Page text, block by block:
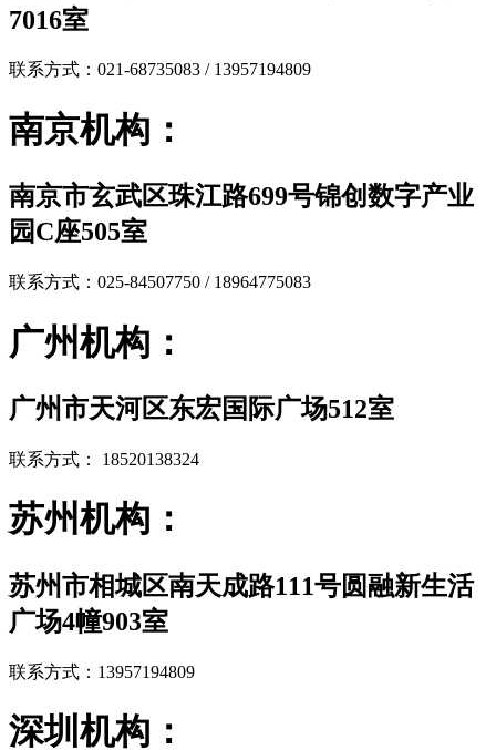
7016室
联系方式：021-68735083 / 13957194809
南京机构：
南京市玄武区珠江路699号锦创数字产业
园C座505室
联系方式：025-84507750 / 18964775083
广州机构：
广州市天河区东宏国际广场512室
联系方式： 18520138324
苏州机构：
苏州市相城区南天成路111号圆融新生活
广场4幢903室
联系方式：13957194809
深圳机构：